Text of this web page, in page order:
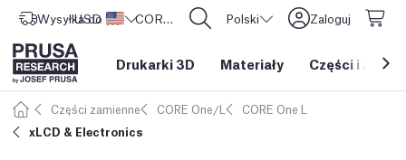
Wysyłka do Stany Zjednoczone
USD ($) CORE One L: Już w sprzedaży! Polski Zaloguj
Drukarki 3D Materiały Części i
Części zamienne CORE One/L
CORE One L
xLCD & Electronics